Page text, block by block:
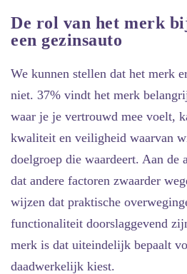
De rol van het merk
een gezinsauto
We kunnen stellen dat het merk
niet. 37% vindt het merk
waar je je vertrouwd mee voelt,
kwaliteit en veiligheid waarvan
doelgroep die waardeert. Aan de
dat andere factoren zwaarder
wijzen dat praktische
functionaliteit doorslaggevend
merk is dat uiteindelijk bepaalt
daadwerkelijk kiest.